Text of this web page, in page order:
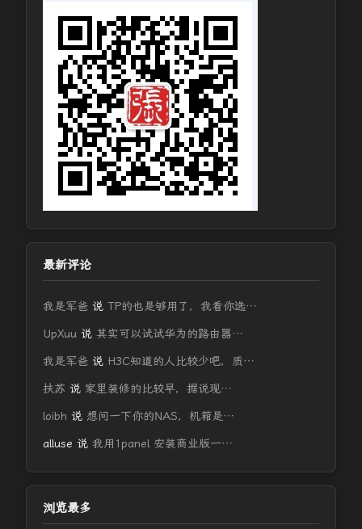
最新评论
我是军爸 说 TP的也是够用了，我看你选…
UpXuu 说 其实可以试试华为的路由器…
我是军爸 说 H3C知道的人比较少吧，质…
扶苏 说 家里装修的比较早，据说现…
loibh 说 想问一下你的NAS，机箱是…
alluse 说 我用1panel 安装商业版一…
浏览最多